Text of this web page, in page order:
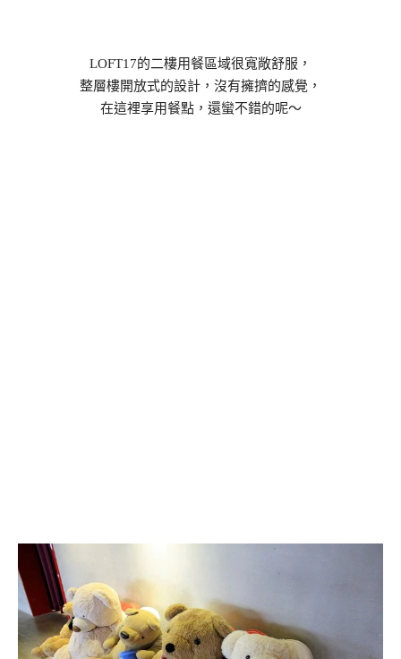
LOFT17的二樓用餐區域很寬敞舒服，
整層樓開放式的設計，沒有擁擠的感覺，
在這裡享用餐點，還蠻不錯的呢～